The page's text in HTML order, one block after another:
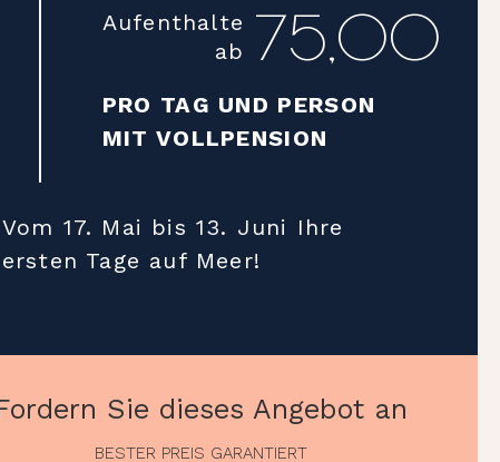
Aufenthalte
ab 75,00
PRO TAG UND PERSON
MIT VOLLPENSION
Vom 17. Mai bis 13. Juni Ihre
ersten Tage auf Meer!
Sie dieses Angebot an
BESTER PREIS GARANTIERT